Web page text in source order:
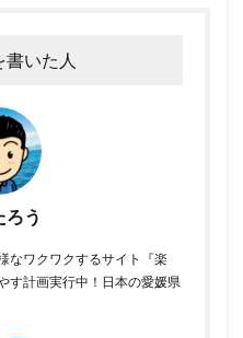
書いた人
ろう
なワクワクするサイト『楽
す計画実行中！日本の愛媛県